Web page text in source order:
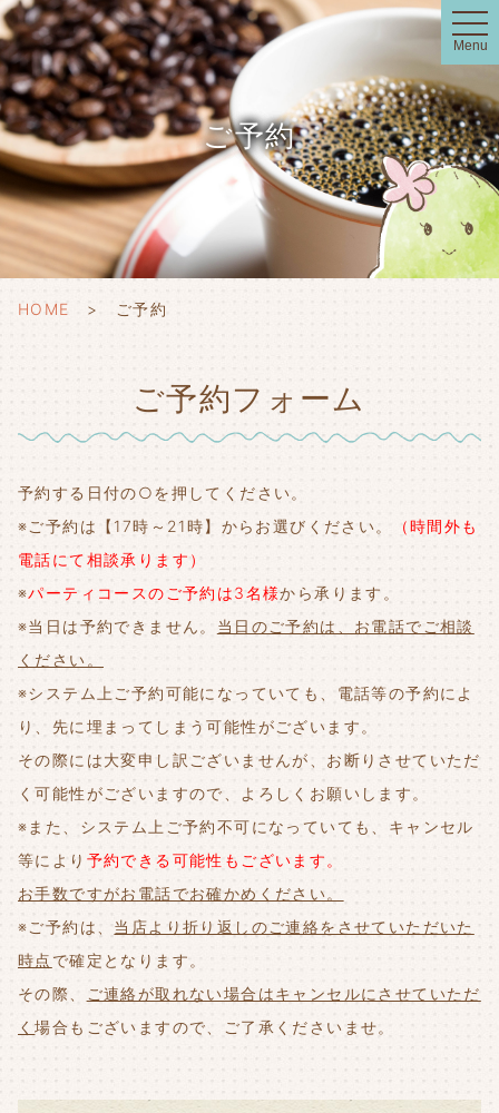
t
o
g
g
l
e
n
a
v
i
g
a
t
i
o
n
Menu
ご予約
HOME ご予約
ご予約フォーム
予約する日付の○を押してください。
※ご予約は【17時～21時】からお選びください。
（時間外も
電話にて相談承ります）
※パーティコースのご予約は3名様から承ります。
※当日は予約できません。 当日のご予約は、お電話でご相談
ください。
※システム上ご予約可能になっていても、電話等の予約によ
り、先に埋まってしまう可能性がございます。
その際には大変申し訳ございませんが、お断りさせていただ
く可能性がございますので、よろしくお願いします。
※また、システム上ご予約不可になっていても、キャンセル
等により 予約できる可能性もございます。
お手数ですがお電話でお確かめください。
※ご予約は、 当店より折り返しのご連絡をさせていただいた
時点 で確定となります。
その際、
ご連絡が取れない場合はキャンセルにさせていただ
く場合もございますので、ご了承くださいませ。